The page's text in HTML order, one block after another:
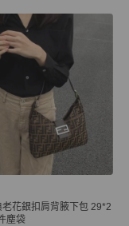
老花銀扣肩背腋下包 29*2
塵袋